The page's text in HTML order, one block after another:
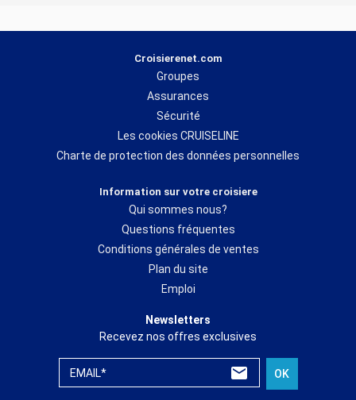
Croisierenet.com
Groupes
Assurances
Sécurité
Les cookies CRUISELINE
Charte de protection des données personnelles
Information sur votre croisiere
Qui sommes nous?
Questions fréquentes
Conditions générales de ventes
Plan du site
Emploi
Newsletters
Recevez nos offres exclusives
EMAIL* OK